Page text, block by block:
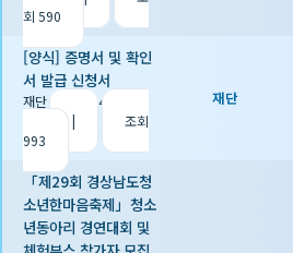
회 590
[양식] 증명서 및 확인
서 발급 신청서
재단| 2026.04.15
|
조회
993
재단
「제29회 경상남도청
소년한마음축제」청소
년동아리 경연대회 및